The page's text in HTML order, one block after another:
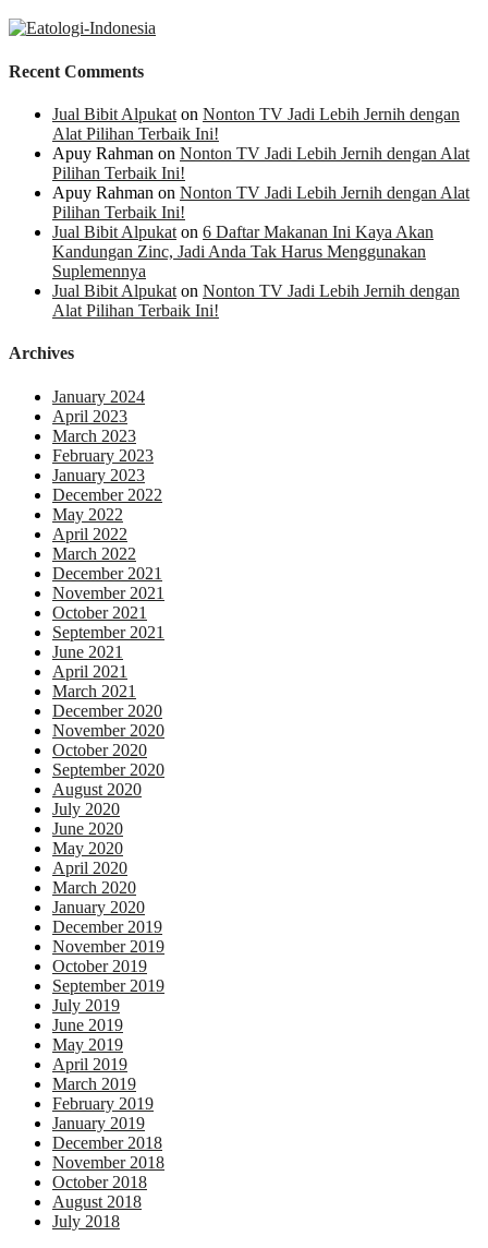
Recent Comments
Jual Bibit Alpukat on Nonton TV Jadi Lebih Jernih dengan
Alat Pilihan Terbaik Ini!
Apuy Rahman on Nonton TV Jadi Lebih Jernih dengan Alat
Pilihan Terbaik Ini!
Apuy Rahman on Nonton TV Jadi Lebih Jernih dengan Alat
Pilihan Terbaik Ini!
Jual Bibit Alpukat on 6 Daftar Makanan Ini Kaya Akan
Kandungan Zinc, Jadi Anda Tak Harus Menggunakan
Suplemennya
Jual Bibit Alpukat on Nonton TV Jadi Lebih Jernih dengan
Alat Pilihan Terbaik Ini!
Archives
January 2024
April 2023
March 2023
February 2023
January 2023
December 2022
May 2022
April 2022
March 2022
December 2021
November 2021
October 2021
September 2021
June 2021
April 2021
March 2021
December 2020
November 2020
October 2020
September 2020
August 2020
July 2020
June 2020
May 2020
April 2020
March 2020
January 2020
December 2019
November 2019
October 2019
September 2019
July 2019
June 2019
May 2019
April 2019
March 2019
February 2019
January 2019
December 2018
November 2018
October 2018
August 2018
July 2018